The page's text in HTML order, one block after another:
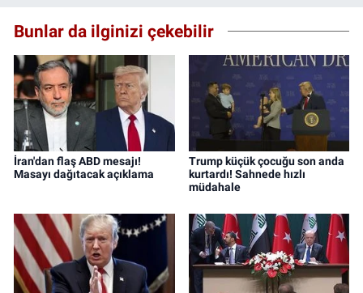
Bunlar da ilginizi çekebilir
İran'dan flaş ABD mesajı!
Masayı dağıtacak açıklama
Trump küçük çocuğu son anda
kurtardı! Sahnede hızlı
müdahale